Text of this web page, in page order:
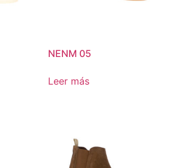
NENM 05
Leer más